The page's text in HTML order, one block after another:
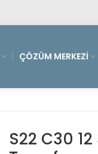
ÇÖZÜM MERKEZI
S22 C30